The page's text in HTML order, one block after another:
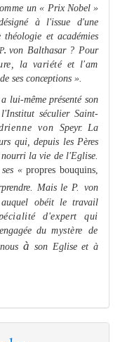
me un « Prix Nobel »
à l'issue d'une
et aca­démies
P.von Balthasar ? Pour
la variété et l'am­
ses conceptions ».
lui-mêmeprésenté son
séculier Saint-
von Speyr. La
qui, depuis les Pères
la vie de l'Eglise.
ses «propres bouquins,
Mais le P.
von
obéit le travail
d'expert qui
dumystère de
à son Eglise et à